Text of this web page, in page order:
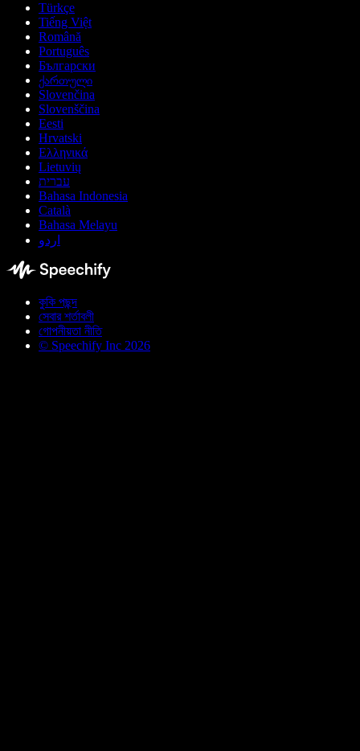
Türkçe
Tiếng Việt
Română
Português
Български
ქართული
Slovenčina
Slovenščina
Eesti
Hrvatski
Ελληνικά
Lietuvių
עברית
Bahasa Indonesia
Català
Bahasa Melayu
اردو
কুকি পছন্দ
সেবার শর্তাবলী
গোপনীয়তা নীতি
© Speechify Inc 2026